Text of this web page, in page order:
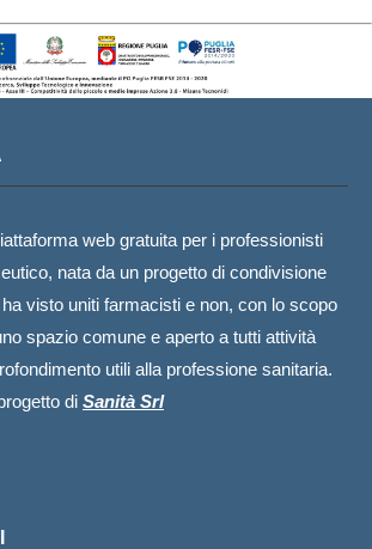
web gratuita per i professionisti
nata da un progetto di condivisione
visto uniti farmacisti e non, con lo scopo
spazio comune e aperto a tutti attività
utili alla professione sanitaria.
di Sanità Srl